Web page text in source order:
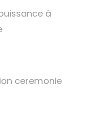
à
ceremonie